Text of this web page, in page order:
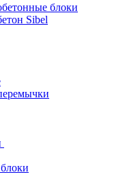
блоки
Sibel